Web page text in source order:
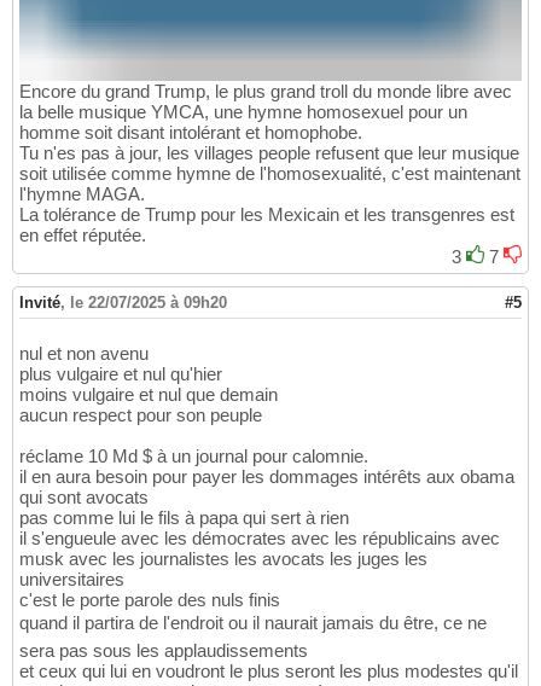
Encore du grand Trump, le plus grand troll du monde libre avec
la belle musique YMCA, une hymne homosexuel pour un
homme soit disant intolérant et homophobe.
Tu n'es pas à jour, les villages people refusent que leur musique
soit utilisée comme hymne de l'homosexualité, c'est maintenant
l'hymne MAGA.
La tolérance de Trump pour les Mexicain et les transgenres est
en effet réputée.
3
7
Invité, le 22/07/2025 à 09h20 #5
nul et non avenu
plus vulgaire et nul qu'hier
moins vulgaire et nul que demain
aucun respect pour son peuple
réclame 10 Md $ à un journal pour calomnie.
il en aura besoin pour payer les dommages intérêts aux obama
qui sont avocats
pas comme lui le fils à papa qui sert à rien
il s'engueule avec les démocrates avec les républicains avec
musk avec les journalistes les avocats les juges les
universitaires
c'est le porte parole des nuls finis
quand il partira de l'endroit ou il naurait jamais du être, ce ne
sera pas sous les applaudissements
et ceux qui lui en voudront le plus seront les plus modestes qu'il